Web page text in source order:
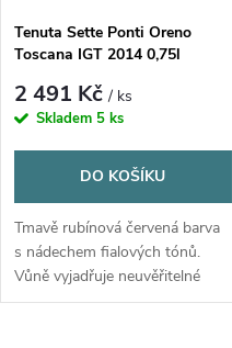
Tenuta Sette Ponti Oreno
Toscana IGT 2014 0,75l
2 491 Kč/ ks
Skladem 5 ks
DO KOŠÍKU
Tmavě rubínová červená barva
s nádechem fialových tónů.
Vůně vyjadřuje neuvěřitelné
pocity plnosti a složitosti s tóny